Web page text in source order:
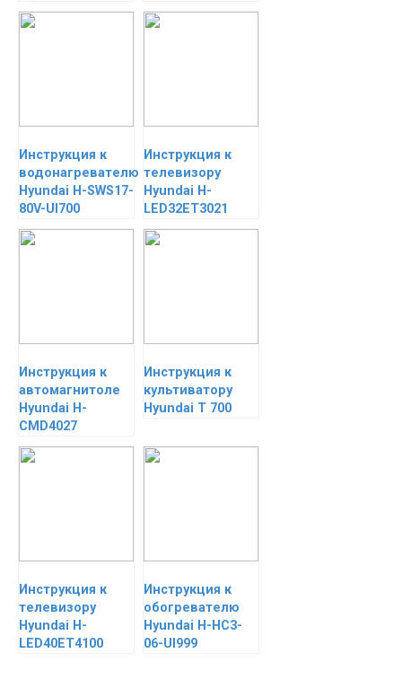
Инструкция к
водонагревателю
Hyundai H-SWS17-
80V-UI700
Инструкция к
телевизору
Hyundai H-
LED32ET3021
Инструкция к
автомагнитоле
Hyundai H-
CMD4027
Инструкция к
культиватору
Hyundai T 700
Инструкция к
телевизору
Hyundai H-
LED40ET4100
Инструкция к
обогревателю
Hyundai H-HC3-
06-UI999